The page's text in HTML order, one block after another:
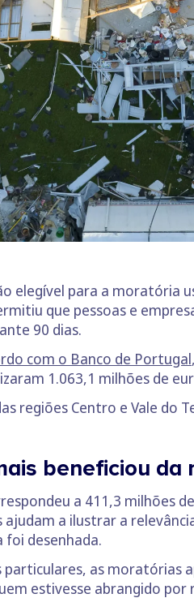
elegível para a moratória
que pessoas e
90 dias.
com o Banco de Portugal
1.063,1 milhões de
regiões Centro e Vale do
beneficiou da
a 411,3 milhões
a ilustrar a
desenhada.
as
estivesse abrangido por